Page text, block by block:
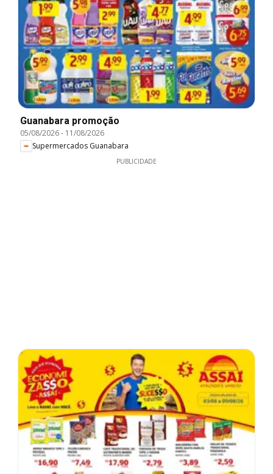
Guanabara promoção
05/08/2026- 11/08/2026
Supermercados Guanabara
PUBLICIDADE